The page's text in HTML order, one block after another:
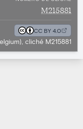
M215881
CC BY 4.0
cliché M215881